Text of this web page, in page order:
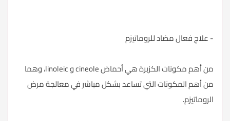
- علاج فعال مضاد للروماتيزم
من أهم مكونات الكزبرة هي أحماض cineole و linoleic، وهما
من أهم المكونات التي تساعد بشكل مباشر في معالجة مرض
الروماتيزم.